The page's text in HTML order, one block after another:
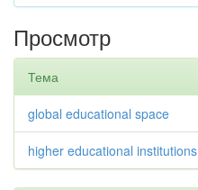
Просмотр
Тема
global educational space
higher educational institutions